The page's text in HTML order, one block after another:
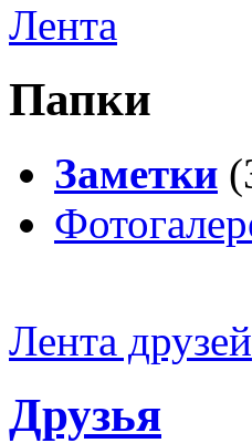
Лента
Папки
Заметки
Лента друзей
Друзья